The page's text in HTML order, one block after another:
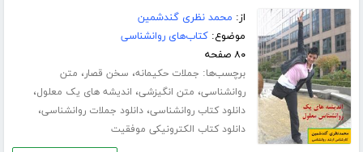
از: محمد نظری گندشمین
موضوع:کتاب‌های روانشناسی
۸۰ صفحه
برچسب‌ها: جملات حکیمانه، سخن قصار، متن
روانشناسی، متن انگیزشی، اندیشه های یک معلول،
دانلود کتاب روانشناسی،دانلود جملات روانشناسی،
دانلود کتاب الکترونیکی موفقیت